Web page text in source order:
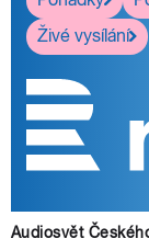
Živé vysílání
Audiosvět